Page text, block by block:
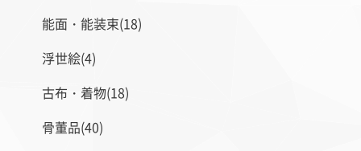
能面・能装束(18)
浮世絵(4)
古布・着物(18)
骨董品(40)